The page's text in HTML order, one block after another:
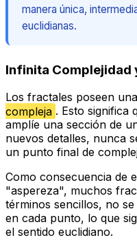
manera única,
euclidianas.
Infinita Complejidad
Los fractales poseen una
compleja . Esto significa
amplíe una sección de
nuevos detalles, nunca
un punto final de
Como consecuencia de
"aspereza", muchos
términos sencillos, no
en cada punto, lo que
el sentido euclidiano.